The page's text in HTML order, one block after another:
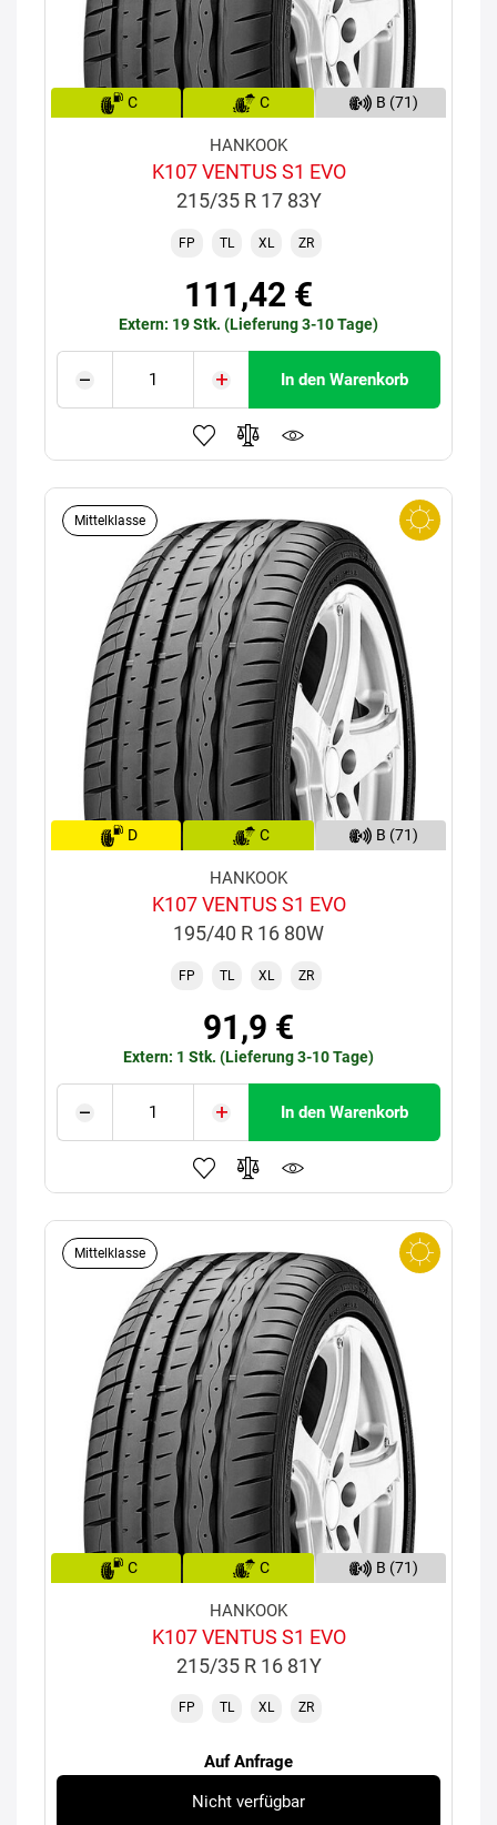
C C B (71)
HANKOOK
K107 VENTUS S1 EVO
215/35 R 17 83Y
FP TL XL ZR
111,42 €
Extern: 19 Stk. (Lieferung 3-10 Tage)
In den Warenkorb
Mittelklasse
D C B (71)
HANKOOK
K107 VENTUS S1 EVO
195/40 R 16 80W
FP TL XL ZR
91,9 €
Extern: 1 Stk. (Lieferung 3-10 Tage)
In den Warenkorb
Mittelklasse
C C B (71)
HANKOOK
K107 VENTUS S1 EVO
215/35 R 16 81Y
FP TL XL ZR
Auf Anfrage
Nicht verfügbar